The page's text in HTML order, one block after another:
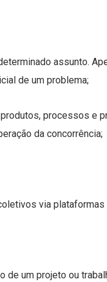
assunto.
de um problema;
processos e
da concorrência;
via plataformas
de um projeto ou